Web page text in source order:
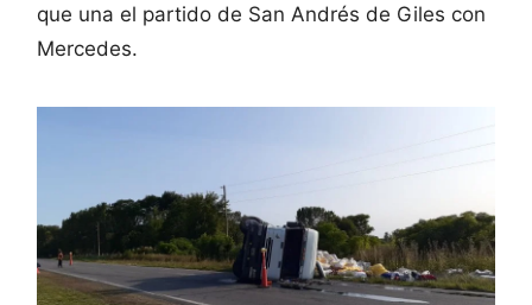
que una el partido de San Andrés de Giles con
Mercedes.